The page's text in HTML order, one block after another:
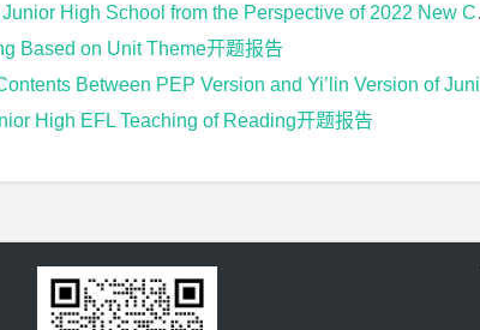
School from the Perspective of 2022 New Curriculum开题报告
Based on Unit Theme开题报告
PEP Version and Yi’lin Version of Junior High English Textbooks开题报告
High EFL Teaching of Reading开题报告